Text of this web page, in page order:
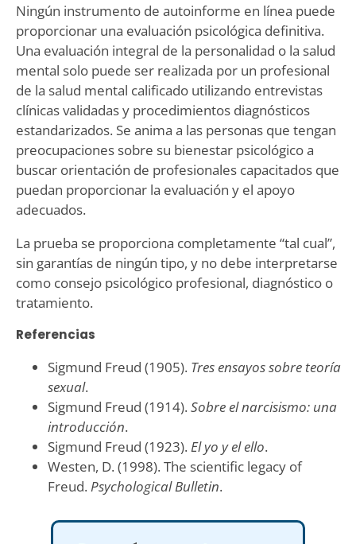
Ningún instrumento de autoinforme en línea puede
proporcionar una evaluación psicológica definitiva.
Una evaluación integral de la personalidad o la salud
mental solo puede ser realizada por un profesional
de la salud mental calificado utilizando entrevistas
clínicas validadas y procedimientos diagnósticos
estandarizados. Se anima a las personas que tengan
preocupaciones sobre su bienestar psicológico a
buscar orientación de profesionales capacitados que
puedan proporcionar la evaluación y el apoyo
adecuados.
La prueba se proporciona completamente “tal cual”,
sin garantías de ningún tipo, y no debe interpretarse
como consejo psicológico profesional, diagnóstico o
tratamiento.
Referencias
Sigmund Freud (1905). Tres ensayos sobre teoría
sexual.
Sigmund Freud (1914). Sobre el narcisismo: una
introducción.
Sigmund Freud (1923). El yo y el ello.
Westen, D. (1998). The scientific legacy of
Freud. Psychological Bulletin.